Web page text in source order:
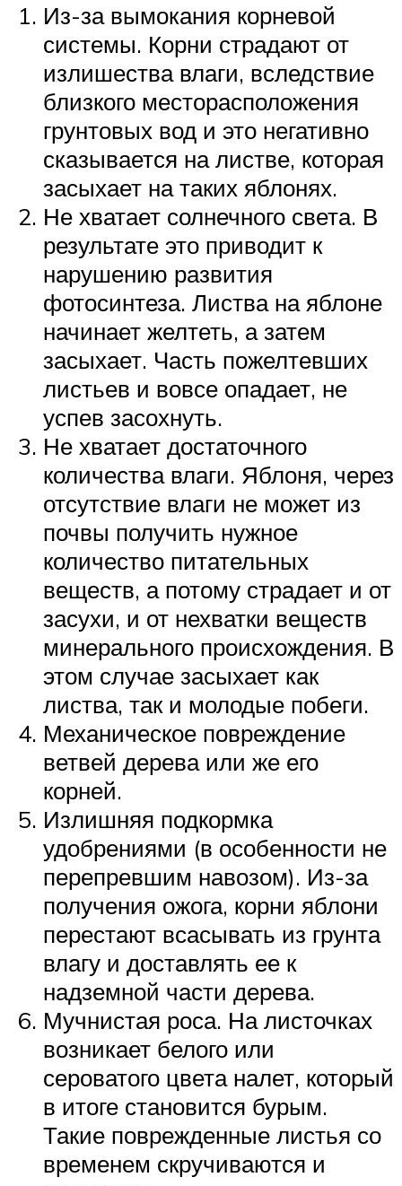
Из-за вымокания корневой
системы. Корни страдают от
излишества влаги, вследствие
близкого месторасположения
грунтовых вод и это негативно
сказывается на листве, которая
засыхает на таких яблонях.
Не хватает солнечного света. В
результате это приводит к
нарушению развития
фотосинтеза. Листва на яблоне
начинает желтеть, а затем
засыхает. Часть пожелтевших
листьев и вовсе опадает, не
успев засохнуть.
Не хватает достаточного
количества влаги. Яблоня, через
отсутствие влаги не может из
почвы получить нужное
количество питательных
веществ, а потому страдает и от
засухи, и от нехватки веществ
минерального происхождения. В
этом случае засыхает как
листва, так и молодые побеги.
Механическое повреждение
ветвей дерева или же его
корней.
Излишняя подкормка
удобрениями (в особенности не
перепревшим навозом). Из-за
получения ожога, корни яблони
перестают всасывать из грунта
влагу и доставлять ее к
надземной части дерева.
Мучнистая роса. На листочках
возникает белого или
сероватого цвета налет, который
в итоге становится бурым.
Такие поврежденные листья со
временем скручиваются и